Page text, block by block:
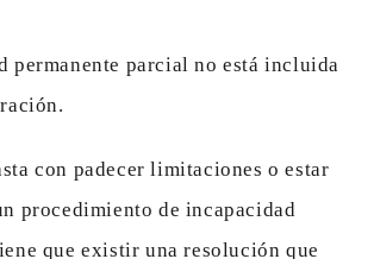
permanente parcial no está incluida
con padecer limitaciones o estar
procedimiento de incapacidad
que existir una resolución que